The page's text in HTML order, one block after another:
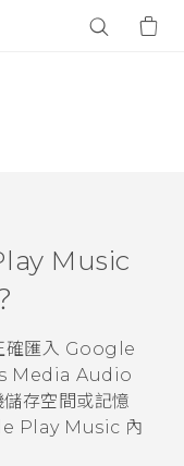
Music
確匯入 Google
Media Audio
存空間或記憶
Play Music 內